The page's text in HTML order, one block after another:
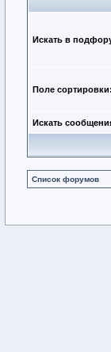
Искать в
Поле сортировки:
Искать
Список форумов